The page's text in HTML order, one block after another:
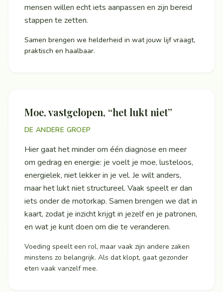
mensen willen echt iets aanpassen en zijn bereid
stappen te zetten.
Samen brengen we helderheid in wat jouw lijf vraagt,
praktisch en haalbaar.
Moe, vastgelopen, “het lukt niet”
DE ANDERE GROEP
Hier gaat het minder om één diagnose en meer
om gedrag en energie: je voelt je moe, lusteloos,
energielek, niet lekker in je vel. Je wilt anders,
maar het lukt niet structureel. Vaak speelt er dan
iets onder de motorkap. Samen brengen we dat in
kaart, zodat je inzicht krijgt in jezelf en je patronen,
en wat je kunt doen om die te veranderen.
Voeding speelt een rol, maar vaak zijn andere zaken
minstens zo belangrijk. Als dat klopt, gaat gezonder
eten vaak vanzelf mee.